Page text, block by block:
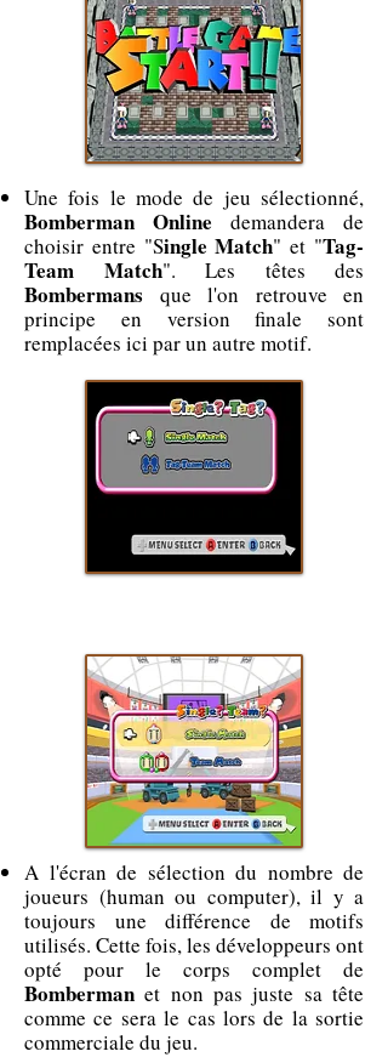
Une fois le mode de jeu sélectionné,
Bomberman Online demandera de
choisir entre "Single Match" et "Tag-
Team Match". Les têtes des
Bombermans que l'on retrouve en
principe en version finale sont
remplacées ici par un autre motif.
A l'écran de sélection du nombre de
joueurs (human ou computer), il y a
toujours une différence de motifs
utilisés. Cette fois, les développeurs ont
opté pour le corps complet de
Bomberman et non pas juste sa tête
comme ce sera le cas lors de la sortie
commerciale du jeu.